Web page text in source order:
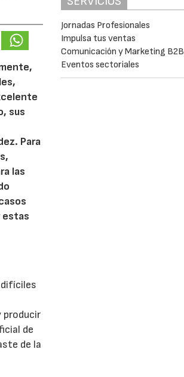
sus
Para
las
estas
producir
de
de la
Jornadas Profesionales
Impulsa tus ventas
Comunicación y Marketing B2B
Eventos sectoriales